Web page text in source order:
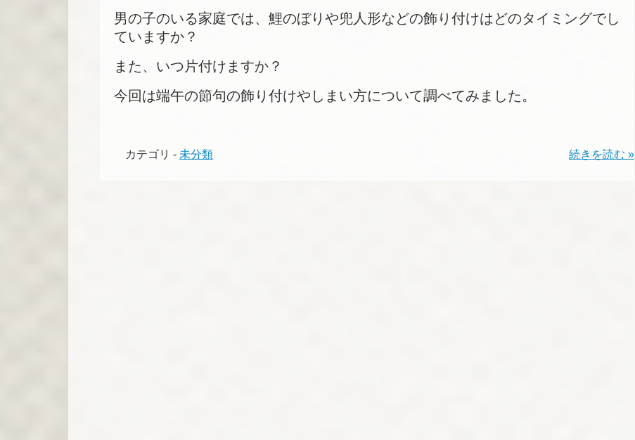
男の子のいる家庭では、鯉のぼりや兜人形などの飾り付けはどのタイミングでし
ていますか？
また、いつ片付けますか？
今回は端午の節句の飾り付けやしまい方について調べてみました。
続きを読む »
カテゴリ - 未分類